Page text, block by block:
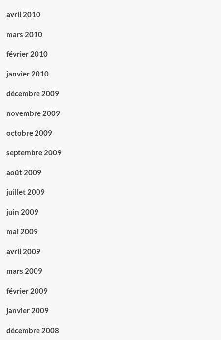
avril 2010
mars 2010
février 2010
janvier 2010
décembre 2009
novembre 2009
octobre 2009
septembre 2009
août 2009
juillet 2009
juin 2009
mai 2009
avril 2009
mars 2009
février 2009
janvier 2009
décembre 2008